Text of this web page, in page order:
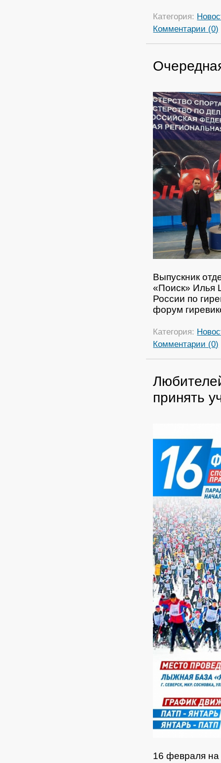
Категория:
Комментарии (0)
Выпускник
«Поиск» Илья
России по
форум
Категория:
Комментарии (0)
принять
16 февраля на